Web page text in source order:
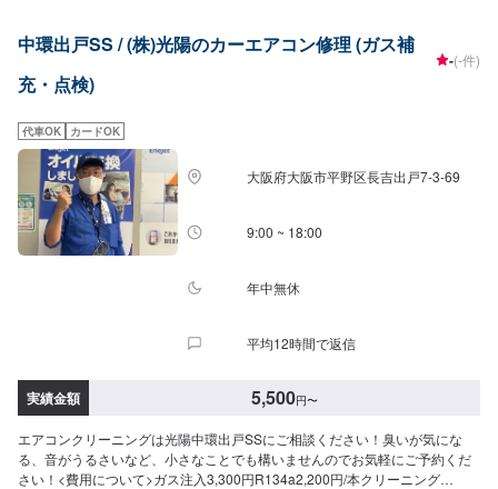
中環出戸SS / (株)光陽のカーエアコン修理 (ガス補
充・点検)
-(-件)
代車OK カードOK
大阪府大阪市平野区長吉出戸7-3-69
9:00 ~ 18:00
年中無休
平均12時間で返信
実績金額 5,500円〜
エアコンクリーニングは光陽中環出戸SSにご相談ください！臭いが気にな
る、音がうるさいなど、小さなことでも構いませんのでお気軽にご予約くだ
さい！<費用について>ガス注入3,300円R134a2,200円/本クリーニング